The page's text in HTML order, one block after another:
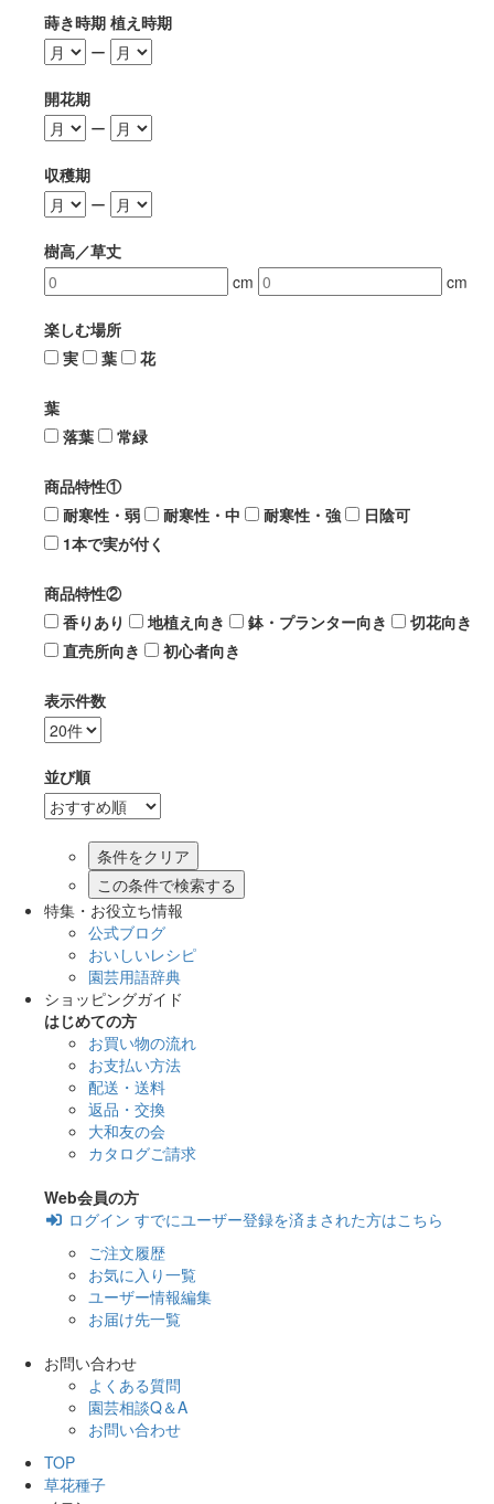
蒔き時期 植え時期
ー
開花期
ー
収穫期
ー
樹高／草丈
cm
cm
楽しむ場所
実
葉 花
葉
落葉
常緑
商品特性①
耐寒性・弱
耐寒性・中 耐寒性・強
日陰可
1本で実が付く
商品特性②
香りあり
地植え向き 鉢・プランター向き
切花向き
直売所向き
初心者向き
表示件数
並び順
この条件で検索する
特集・お役立ち情報
公式ブログ
おいしいレシピ
園芸用語辞典
ショッピングガイド
はじめての方
お買い物の流れ
お支払い方法
配送・送料
返品・交換
大和友の会
カタログご請求
Web会員の方
ログイン すでにユーザー登録を済まされた方はこちら
ご注文履歴
お気に入り一覧
ユーザー情報編集
お届け先一覧
お問い合わせ
よくある質問
園芸相談Q＆A
お問い合わせ
TOP
草花種子